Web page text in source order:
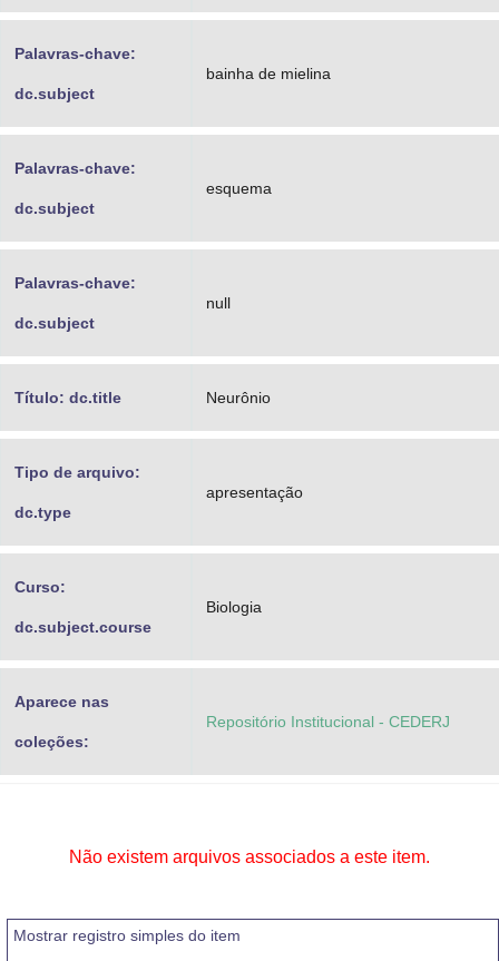
Palavras-chave:
dc.subject
bainha de mielina
Palavras-chave:
dc.subject
esquema
Palavras-chave:
dc.subject
null
Título: dc.title Neurônio
Tipo de arquivo:
dc.type
apresentação
Curso:
dc.subject.course
Biologia
Aparece nas
coleções:
Repositório Institucional - CEDERJ
Não existem arquivos associados a este item.
Mostrar registro simples do item